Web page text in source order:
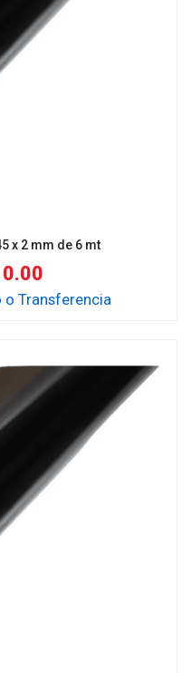
x 2 mm de 6 mt
o Transferencia